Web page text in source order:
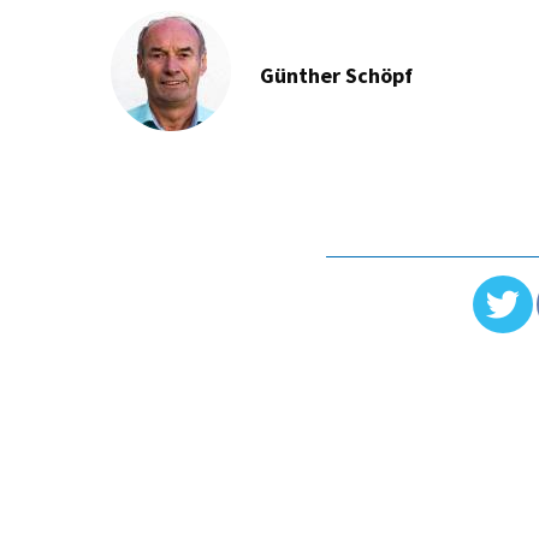
Günther Schöpf